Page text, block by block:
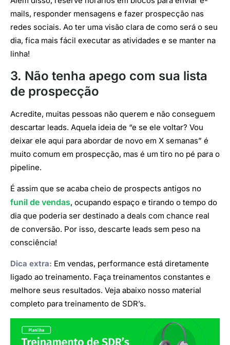
mails, responder mensagens e fazer prospecção nas
redes sociais. Ao ter uma visão clara de como será o seu
dia, fica mais fácil executar as atividades e se manter na
linha!
3. Não tenha apego com sua lista
de prospecção
Acredite, muitas pessoas não querem e não conseguem
descartar leads. Aquela ideia de “e se ele voltar? Vou
deixar ele aqui para abordar de novo em X semanas” é
muito comum em prospecção, mas é um tiro no pé para o
pipeline.
É assim que se acaba cheio de prospects antigos no
funil de vendas, ocupando espaço e tirando o tempo do
dia que poderia ser destinado a deals com chance real
de conversão. Por isso, descarte leads sem peso na
consciência!
Dica extra: Em vendas, performance está diretamente
ligado ao treinamento. Faça treinamentos constantes e
melhore seus resultados. Veja abaixo nosso material
completo para treinamento de SDR’s.